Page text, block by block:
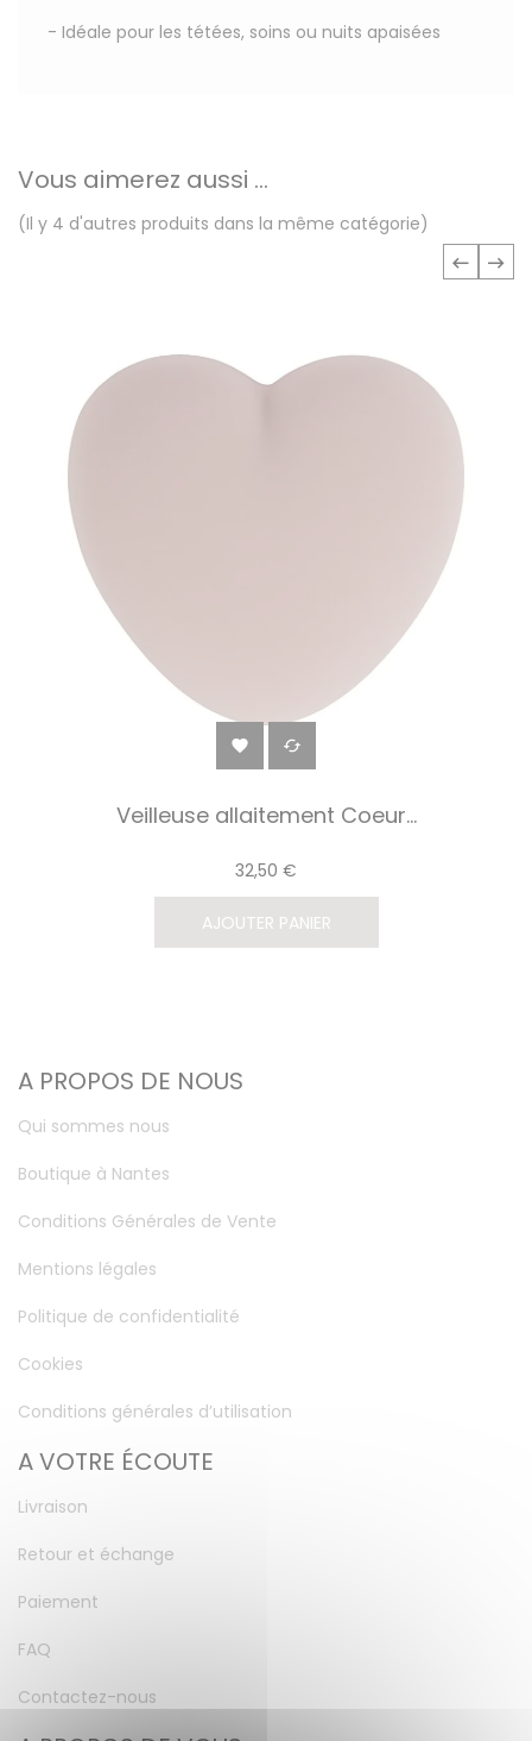
- Idéale pour les tétées, soins ou nuits apaisées
Vous aimerez aussi ...
(Il y 4 d'autres produits dans la même catégorie)
 
Veilleuse allaitement Coeur...
32,50 €
AJOUTER PANIER
A PROPOS DE NOUS
Qui sommes nous
Boutique à Nantes
Conditions Générales de Vente
Mentions légales
Politique de confidentialité
Cookies
Conditions générales d’utilisation
A VOTRE ÉCOUTE
Livraison
Retour et échange
Paiement
FAQ
Contactez-nous